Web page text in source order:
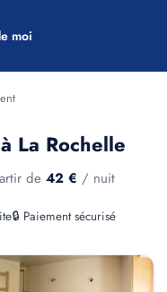
moi
La Rochelle
de 42 € / nuit
🔒 Paiement sécurisé